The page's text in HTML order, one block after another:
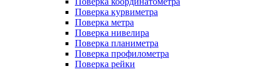
Поверка курвиметра
Поверка метра
Поверка нивелира
Поверка планиметра
Поверка профилометра
Поверка рейки